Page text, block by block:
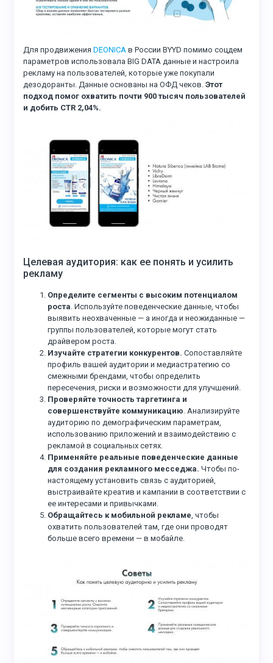
Для продвиженияDEONICAв России BYYD помимо соцдем
параметров использовала BIG DATA данные и настроила
рекламу на пользователей, которые уже покупали
дезодоранты. Данные основаны на ОФД чеков.Этот
подход помог охватить почти 900 тысяч пользователей
и добить CTR 2,04%.
Целевая аудитория: как ее понять и усилить
рекламу
Определите сегменты с высоким потенциалом
роста. Используйте поведенческие данные, чтобы
выявить неохваченные — а иногда и неожиданные —
группы пользователей, которые могут стать
драйвером роста.
Изучайте стратегии конкурентов. Сопоставляйте
профиль вашей аудитории и медиастратегию со
смежными брендами, чтобы определить
пересечения, риски и возможности для улучшений.
Проверяйте точность таргетинга и
совершенствуйте коммуникацию. Анализируйте
аудиторию по демографическим параметрам,
использованию приложений и взаимодействию с
рекламой в социальных сетях.
Применяйте реальные поведенческие данные
для создания рекламного месседжа. Чтобы по-
настоящему установить связь с аудиторией,
выстраивайте креатив и кампании в соответствии с
ее интересами и привычками.
Обращайтесь к мобильной рекламе, чтобы
охватить пользователей там, где они проводят
больше всего времени — в мобайле.